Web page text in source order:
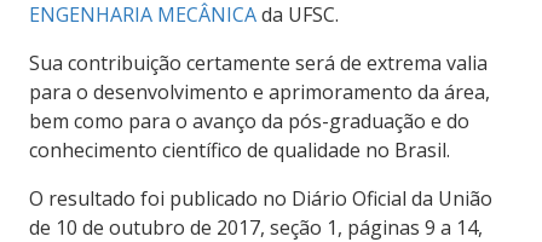
ENGENHARIA MECÂNICAda UFSC.
Sua contribuição certamente será de extrema valia
para o desenvolvimento e aprimoramento da área,
bem como para o avanço da pós-graduação e do
conhecimento científico de qualidade no Brasil.
O resultado foi publicado no Diário Oficial da União
de 10 de outubro de 2017, seção 1, páginas 9 a 14,